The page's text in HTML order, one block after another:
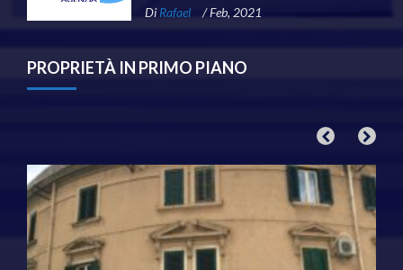
DiRafael / Feb, 2021
PROPRIETÀ IN PRIMO PIANO